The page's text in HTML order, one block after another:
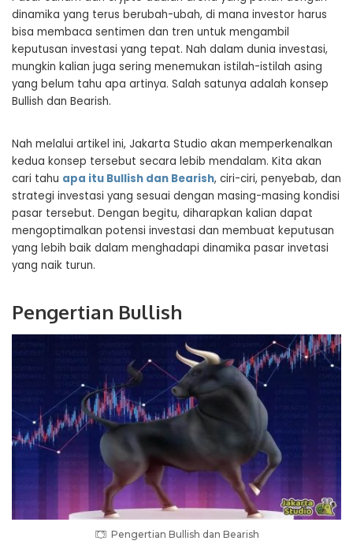
dinamika yang terus berubah-ubah, di mana investor harus
bisa membaca sentimen dan tren untuk mengambil
keputusan investasi yang tepat. Nah dalam dunia investasi,
mungkin kalian juga sering menemukan istilah-istilah asing
yang belum tahu apa artinya. Salah satunya adalah konsep
Bullish dan Bearish.
Nah melalui artikel ini, Jakarta Studio akan memperkenalkan
kedua konsep tersebut secara lebib mendalam. Kita akan
cari tahu apa itu Bullish dan Bearish, ciri-ciri, penyebab, dan
strategi investasi yang sesuai dengan masing-masing kondisi
pasar tersebut. Dengan begitu, diharapkan kalian dapat
mengoptimalkan potensi investasi dan membuat keputusan
yang lebih baik dalam menghadapi dinamika pasar invetasi
yang naik turun.
Pengertian Bullish
Pengertian Bullish dan Bearish